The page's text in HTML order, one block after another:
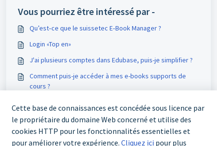
Vous pourriez être intéressé par -
Qu’est‑ce que le suissetec E‑Book Manager ?
Login «Top en»
J'ai plusieurs comptes dans Edubase, puis-je simplifier ?
Comment puis-je accéder à mes e-books supports de
cours ?
Cette base de connaissances est concédée sous licence par
le propriétaire du domaine Web concerné et utilise des
cookies HTTP pour les fonctionnalités essentielles et
pour améliorer votre expérience. Cliquez ici pour plus